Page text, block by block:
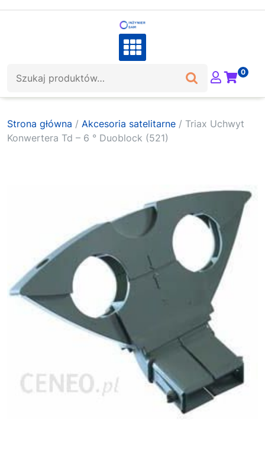
0
Strona główna / Akcesoria satelitarne / Triax Uchwyt
Konwertera Td – 6 ° Duoblock (521)